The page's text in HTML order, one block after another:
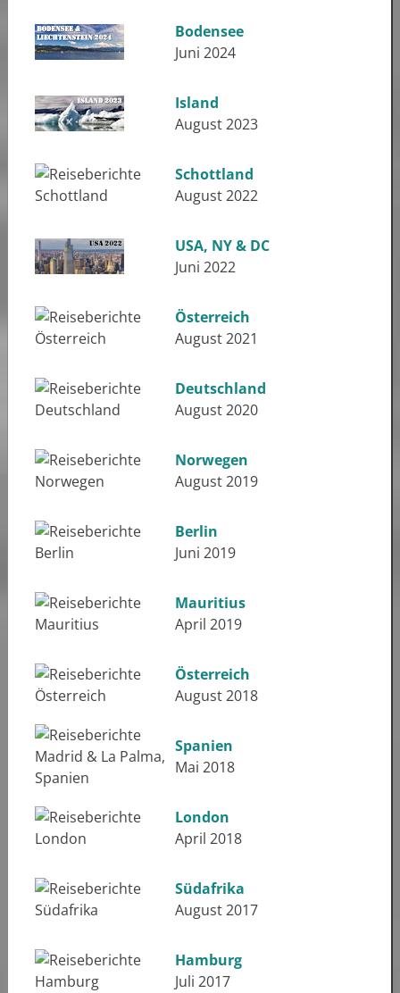
Bodensee
Juni 2024
Island
August 2023
Schottland
August 2022
USA, NY & DC
Juni 2022
Österreich
August 2021
Deutschland
August 2020
Norwegen
August 2019
Berlin
Juni 2019
Mauritius
April 2019
Österreich
August 2018
Spanien
Mai 2018
London
April 2018
Südafrika
August 2017
Hamburg
Juli 2017